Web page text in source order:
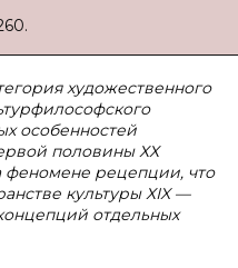
художественного
особенностей
половины ХХ
феномене рецепции, что
культуры ХIX—
отдельных